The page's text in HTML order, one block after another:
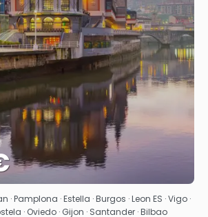
Zobacz
Pamplona · Estella · Burgos · Leon ES · Vigo ·
· Oviedo · Gijon · Santander · Bilbao